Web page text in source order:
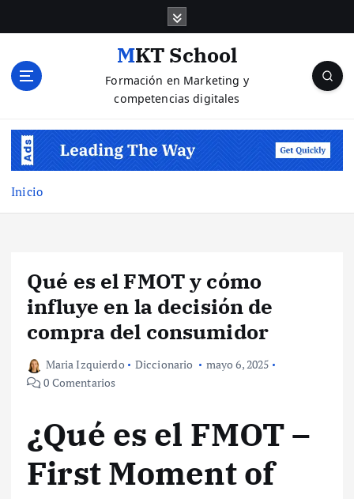
MKT School
Formación en Marketing y
competencias digitales
Inicio
Qué es el FMOT y cómo
influye en la decisión de
compra del consumidor
Maria Izquierdo Diccionario
mayo 6, 2025
0 Comentarios
¿Qué es el FMOT –
First Moment of